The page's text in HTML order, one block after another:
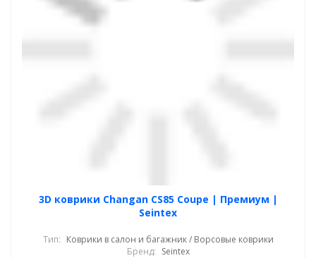
3D коврики Changan CS85 Coupe | Премиум |
Seintex
Тип: Коврики в салон и багажник / Ворсовые коврики
Бренд: Seintex